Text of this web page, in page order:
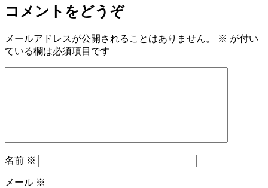
コメントをどうぞ
メールアドレスが公開されることはありません。 ※ が付い
ている欄は必須項目です
名前 ※
メール ※